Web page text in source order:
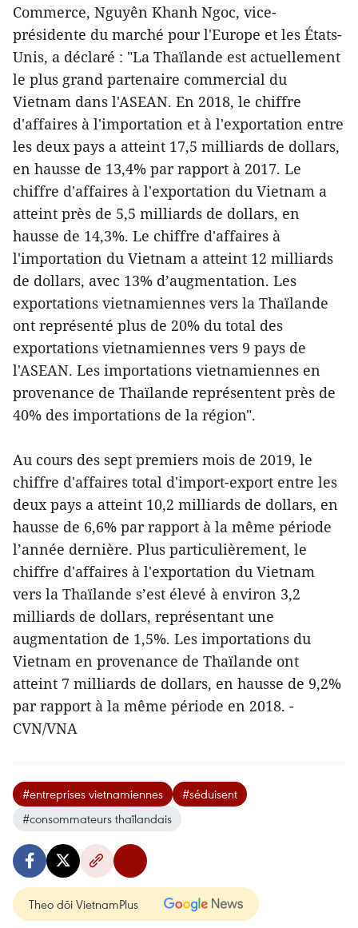
Commerce, Nguyên Khanh Ngoc, vice-
présidente du marché pour l'Europe et les États-
Unis, a déclaré : "La Thaïlande est actuellement
le plus grand partenaire commercial du
Vietnam dans l'ASEAN. En 2018, le chiffre
d'affaires à l'importation et à l'exportation entre
les deux pays a atteint 17,5 milliards de dollars,
en hausse de 13,4% par rapport à 2017. Le
chiffre d'affaires à l'exportation du Vietnam a
atteint près de 5,5 milliards de dollars, en
hausse de 14,3%. Le chiffre d'affaires à
l'importation du Vietnam a atteint 12 milliards
de dollars, avec 13% d’augmentation. Les
exportations vietnamiennes vers la Thaïlande
ont représenté plus de 20% du total des
exportations vietnamiennes vers 9 pays de
l'ASEAN. Les importations vietnamiennes en
provenance de Thaïlande représentent près de
40% des importations de la région".
Au cours des sept premiers mois de 2019, le
chiffre d'affaires total d'import-export entre les
deux pays a atteint 10,2 milliards de dollars, en
hausse de 6,6% par rapport à la même période
l’année dernière. Plus particulièrement, le
chiffre d'affaires à l'exportation du Vietnam
vers la Thaïlande s’est élevé à environ 3,2
milliards de dollars, représentant une
augmentation de 1,5%. Les importations du
Vietnam en provenance de Thaïlande ont
atteint 7 milliards de dollars, en hausse de 9,2%
par rapport à la même période en 2018. -
CVN/VNA
#entreprises vietnamiennes
#séduisent
#consommateurs thaïlandais
Theo dõi VietnamPlus